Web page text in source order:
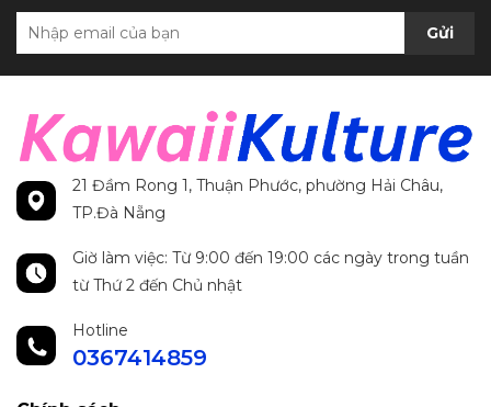
Gửi
21 Đầm Rong 1, Thuận Phước, phường Hải Châu,
TP.Đà Nẵng
Giờ làm việc: Từ 9:00 đến 19:00 các ngày trong tuần
từ Thứ 2 đến Chủ nhật
Hotline
0367414859